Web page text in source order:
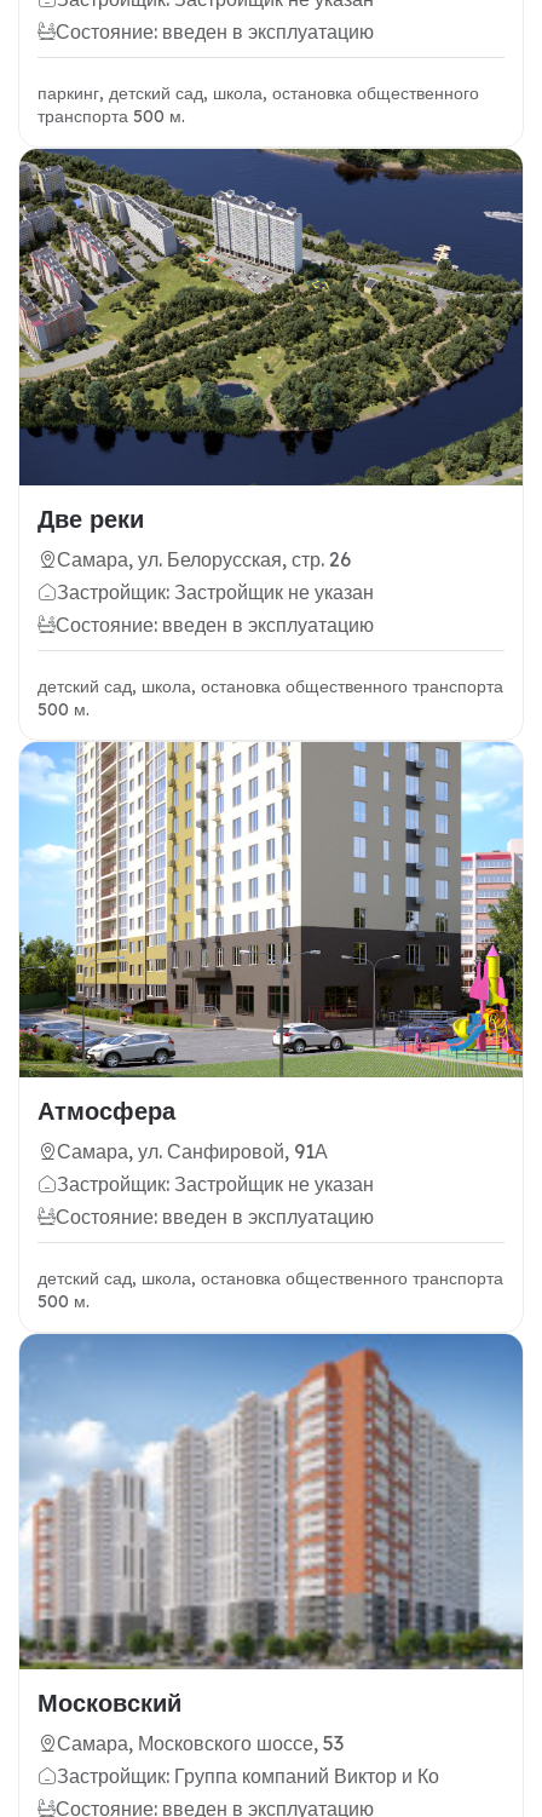
Состояние: введен в эксплуатацию
паркинг, детский сад, школа, остановка общественного
транспорта 500 м.
Две реки
Самара, ул. Белорусская, стр. 26
Застройщик: Застройщик не указан
Состояние: введен в эксплуатацию
детский сад, школа, остановка общественного транспорта
500 м.
Атмосфера
Самара, ул. Санфировой, 91А
Застройщик: Застройщик не указан
Состояние: введен в эксплуатацию
детский сад, школа, остановка общественного транспорта
500 м.
Московский
Самара, Московского шоссе, 53
Застройщик: Группа компаний Виктор и Ко
Состояние: введен в эксплуатацию